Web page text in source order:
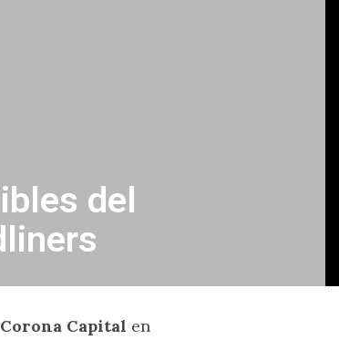
del
Corona Capital en